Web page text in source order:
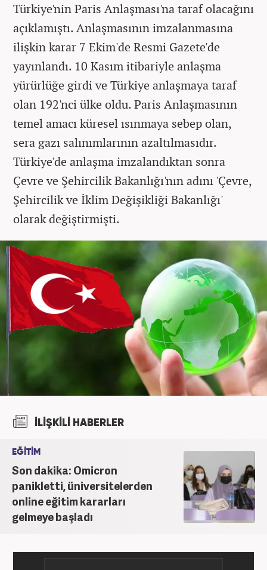
Türkiye'nin Paris Anlaşması'na taraf olacağını
açıklamıştı. Anlaşmasının imzalanmasına
ilişkin karar 7 Ekim'de Resmi Gazete'de
yayınlandı. 10 Kasım itibariyle anlaşma
yürürlüğe girdi ve Türkiye anlaşmaya taraf
olan 192'nci ülke oldu. Paris Anlaşmasının
temel amacı küresel ısınmaya sebep olan,
sera gazı salınımlarının azaltılmasıdır.
Türkiye'de anlaşma imzalandıktan sonra
Çevre ve Şehircilik Bakanlığı'nın adını 'Çevre,
Şehircilik ve İklim Değişikliği Bakanlığı'
olarak değiştirmişti.
İLİŞKİLİ HABERLER
EĞİTİM
Son dakika: Omicron
panikletti, üniversitelerden
online eğitim kararları
gelmeye başladı